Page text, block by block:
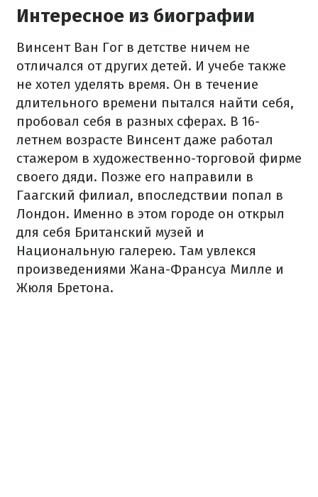
Интересное из биографии
Винсент Ван Гог в детстве ничем не
отличался от других детей. И учебе также
не хотел уделять время. Он в течение
длительного времени пытался найти себя,
пробовал себя в разных сферах. В 16-
летнем возрасте Винсент даже работал
стажером в художественно-торговой фирме
своего дяди. Позже его направили в
Гаагский филиал, впоследствии попал в
Лондон. Именно в этом городе он открыл
для себя Британский музей и
Национальную галерею. Там увлекся
произведениями Жана-Франсуа Милле и
Жюля Бретона.